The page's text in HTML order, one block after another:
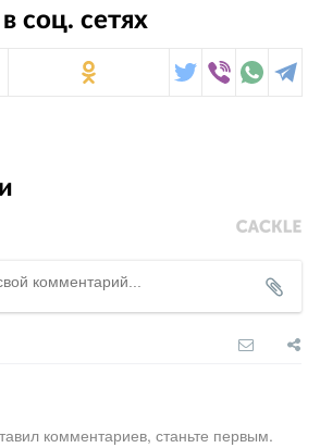
соц. сетях
комментариев, станьте первым.